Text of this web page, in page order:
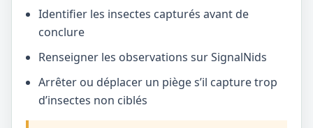
Identifier les insectes capturés avant de
conclure
Renseigner les observations sur SignalNids
Arrêter ou déplacer un piège s’il capture trop
d’insectes non ciblés